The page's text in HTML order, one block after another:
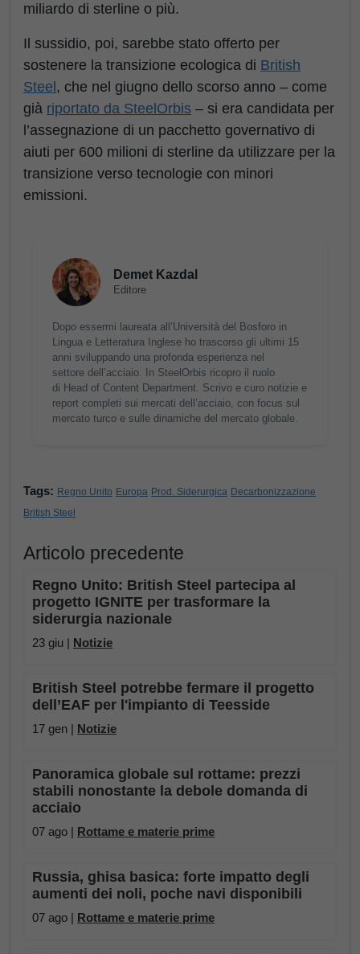
miliardo di sterline o più.
Il sussidio, poi, sarebbe stato offerto per
sostenere la transizione ecologica di British
Steel , che nel giugno dello scorso anno – come
già riportato da SteelOrbis – si era candidata per
l’assegnazione di un pacchetto governativo di
aiuti per 600 milioni di sterline da utilizzare per la
transizione verso tecnologie con minori
emissioni.
Demet Kazdal
Editore
Dopo essermi laureata all’Università del Bosforo in
Lingua e Letteratura Inglese ho trascorso gli ultimi 15
anni sviluppando una profonda esperienza nel
settore dell’acciaio. In SteelOrbis ricopro il ruolo
di Head of Content Department. Scrivo e curo notizie e
report completi sui mercati dell’acciaio, con focus sul
mercato turco e sulle dinamiche del mercato globale.
Tags: Regno Unito Europa Prod. Siderurgica Decarbonizzazione
British Steel
Articolo precedente
Regno Unito: British Steel partecipa al
progetto IGNITE per trasformare la
siderurgia nazionale
23 giu | Notizie
British Steel potrebbe fermare il progetto
dell’EAF per l'impianto di Teesside
17 gen | Notizie
Panoramica globale sul rottame: prezzi
stabili nonostante la debole domanda di
acciaio
07 ago | Rottame e materie prime
Russia, ghisa basica: forte impatto degli
aumenti dei noli, poche navi disponibili
07 ago | Rottame e materie prime